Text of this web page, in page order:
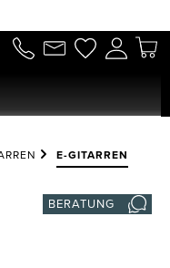
E-GITARREN
BERATUNG